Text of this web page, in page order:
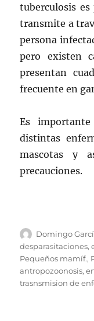
tuberculosis
transmite a
persona
pero existen
presentan
frecuente en
Es
distintas
mascotas y
precauciones.
Autor
Domingo
desparasitaciones,
Pequeños mamíf.,
antropozoonosis,
trasnsmision de